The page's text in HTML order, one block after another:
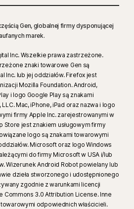
Gen, globalnej firmy dysponującej
marek.
Inc. Wszelkie prawa zastrzeżone.
znaki towarowe Gen są
Inc. lub jej oddziałów. Firefox jest
Mozilla Foundation. Android,
i logo Google Play są znakami
Mac, iPhone, iPad oraz nazwa i logo
firmy Apple Inc. zarejestrowanymi w
Store jest znakiem usługowym firmy
logo są znakami towarowymi
Microsoft oraz logo Windows
do firmy Microsoft w USA i/lub
Wizerunek Android Robot powielany lub
dzieła stworzonego i udostępnionego
zgodnie z warunkami licencji
Commons 3.0 Attribution License. Inne
odpowiednich właścicieli.